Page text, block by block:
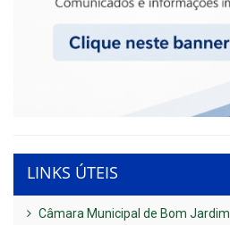
LINKS ÚTEIS
Câmara Municipal de Bom Jardim